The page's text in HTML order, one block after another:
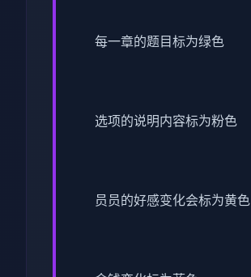
每一章的题目标为绿色
选项的说明内容标为粉色
员员的好感变化会标为黄色